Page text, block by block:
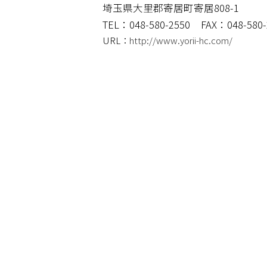
埼玉県大里郡寄居町寄居808-1
TEL：048-580-2550
FAX：048-
URL： http://www.yorii-hc.com/